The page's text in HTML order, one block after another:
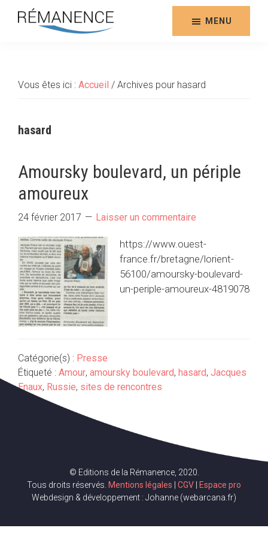
de
MENU
Vous êtes ici : Accueil / Archives pour hasard
hasard
Amoursky boulevard, un périple
amoureux
24 février 2017 Laisser un commentaire
https://www.ouest-
france.fr/bretagne/lorient-
56100/amoursky-boulevard-
un-periple-amoureux-4819078
Catégorie(s) : Presse
Étiqueté : Amour, amoursky boulevard, hasard, Jacques
Enaux, Russie, sites de rencontres
© Editions de la Rémanence, 2020.
Tous droits réservés. Mentions légales CGV
Espace pro
Webdesign & développement : Johanne (webarcana.fr)